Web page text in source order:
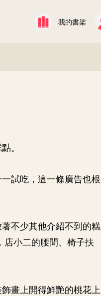
我的書架
。
試吃，這一條廣告也根
不少其他介紹不到的糕
小二的腰間、椅子扶
畫上開得鮮艷的桃花上